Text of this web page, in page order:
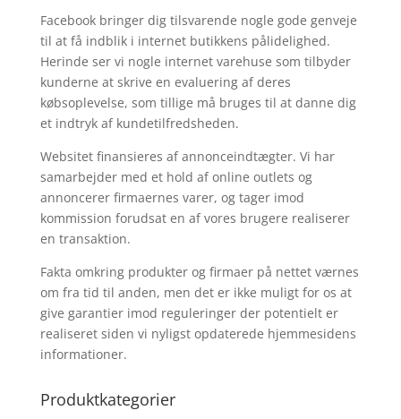
Facebook bringer dig tilsvarende nogle gode genveje
til at få indblik i internet butikkens pålidelighed.
Herinde ser vi nogle internet varehuse som tilbyder
kunderne at skrive en evaluering af deres
købsoplevelse, som tillige må bruges til at danne dig
et indtryk af kundetilfredsheden.
Websitet finansieres af annonceindtægter. Vi har
samarbejder med et hold af online outlets og
annoncerer firmaernes varer, og tager imod
kommission forudsat en af vores brugere realiserer
en transaktion.
Fakta omkring produkter og firmaer på nettet værnes
om fra tid til anden, men det er ikke muligt for os at
give garantier imod reguleringer der potentielt er
realiseret siden vi nyligst opdaterede hjemmesidens
informationer.
Produktkategorier